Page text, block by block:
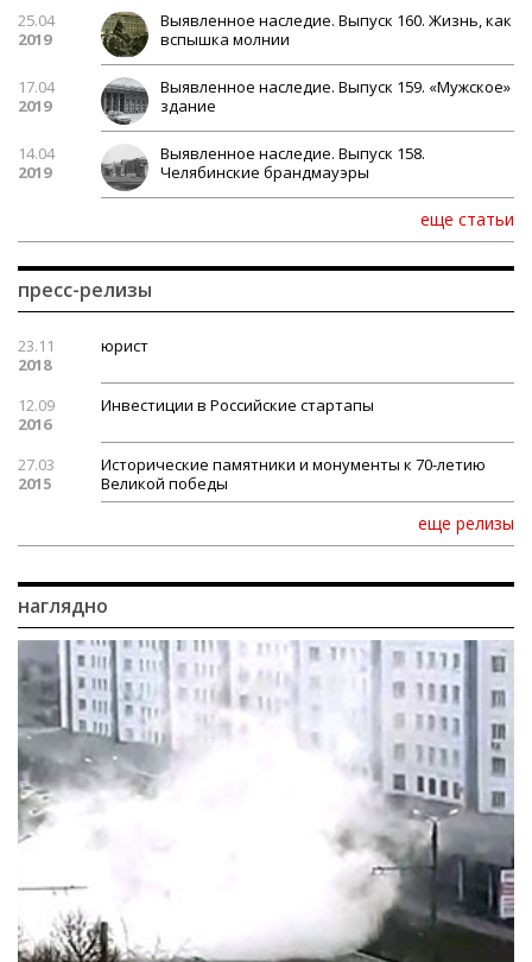
25.04
2019
Выявленное наследие. Выпуск 160. Жизнь, как
вспышка молнии
17.04
2019
Выявленное наследие. Выпуск 159. «Мужское»
здание
14.04
2019
Выявленное наследие. Выпуск 158.
Челябинские брандмауэры
еще статьи
пресс-релизы
23.11
2018
юрист
12.09
2016
Инвестиции в Российские стартапы
27.03
2015
Исторические памятники и монументы к 70-летию
Великой победы
еще релизы
наглядно